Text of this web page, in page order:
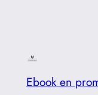
Ebook en